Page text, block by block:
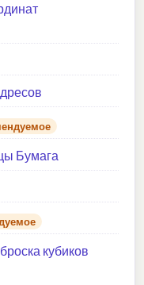
Бумага
кубиков